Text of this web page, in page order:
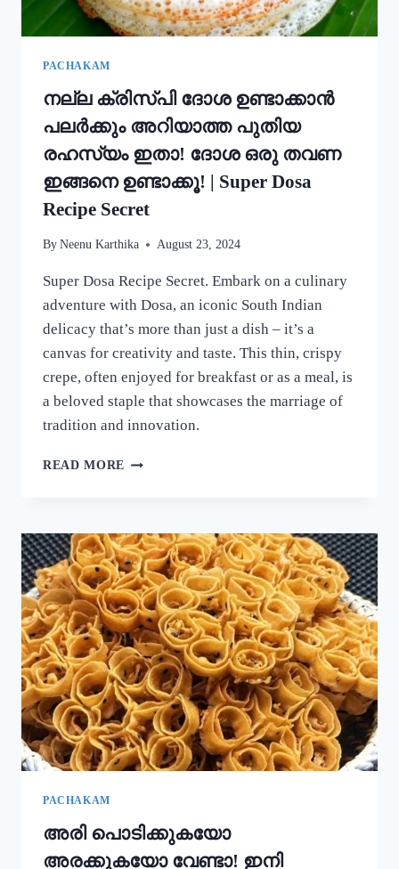
കറി
റെഡി!!
CURRY
RECIPE
PACHAKAM
നല്ല ക്രിസ്‌പി ദോശ ഉണ്ടാക്കാൻ
പലർക്കും അറിയാത്ത പുതിയ
രഹസ്യം ഇതാ! ദോശ ഒരു തവണ
ഇങ്ങനെ ഉണ്ടാക്കൂ! | Super Dosa
Recipe Secret
By Neenu Karthika August 23, 2024
Super Dosa Recipe Secret. Embark on a culinary
adventure with Dosa, an iconic South Indian
delicacy that’s more than just a dish – it’s a
canvas for creativity and taste. This thin, crispy
crepe, often enjoyed for breakfast or as a meal, is
a beloved staple that showcases the marriage of
tradition and innovation.
READ MORE നല്ല
പലർക്കും
അറിയാത്ത
പുതിയ
രഹസ്യം
ഇതാ!
ദോശ
ഒരു
തവണ
ഇങ്ങനെ
ഉണ്ടാക്കൂ!
|
SUPER
DOSA
PACHAKAM
അരി പൊടിക്കുകയോ
അരക്കുകയോ വേണ്ടാ! ഇനി